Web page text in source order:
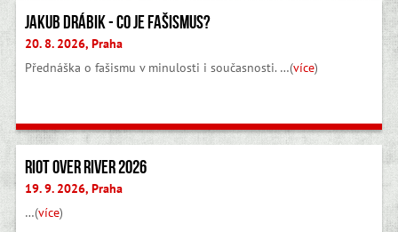
Jakub Drábik - Co je fašismus?
20. 8. 2026, Praha
Přednáška o fašismu v minulosti i současnosti. …(více)
Riot Over River 2026
19. 9. 2026, Praha
…(více)